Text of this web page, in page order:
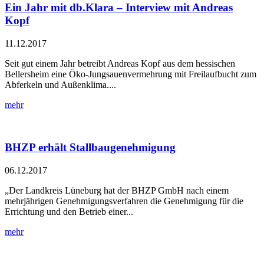
Ein Jahr mit db.Klara – ­Interview mit Andreas
Kopf
11.12.2017
Seit gut einem Jahr betreibt Andreas Kopf aus dem hessischen
Bellersheim eine Öko-Jungsauenvermehrung mit Freilaufbucht zum
Abferkeln und Außenklima....
mehr
BHZP erhält Stallbaugenehmigung
06.12.2017
„Der Landkreis Lüneburg hat der BHZP GmbH nach einem
mehrjährigen Genehmigungsverfahren die Genehmigung für die
Errichtung und den Betrieb einer...
mehr